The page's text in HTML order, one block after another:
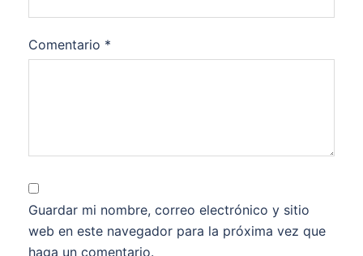
Comentario *
Guardar mi nombre, correo electrónico y sitio
web en este navegador para la próxima vez que
haga un comentario.